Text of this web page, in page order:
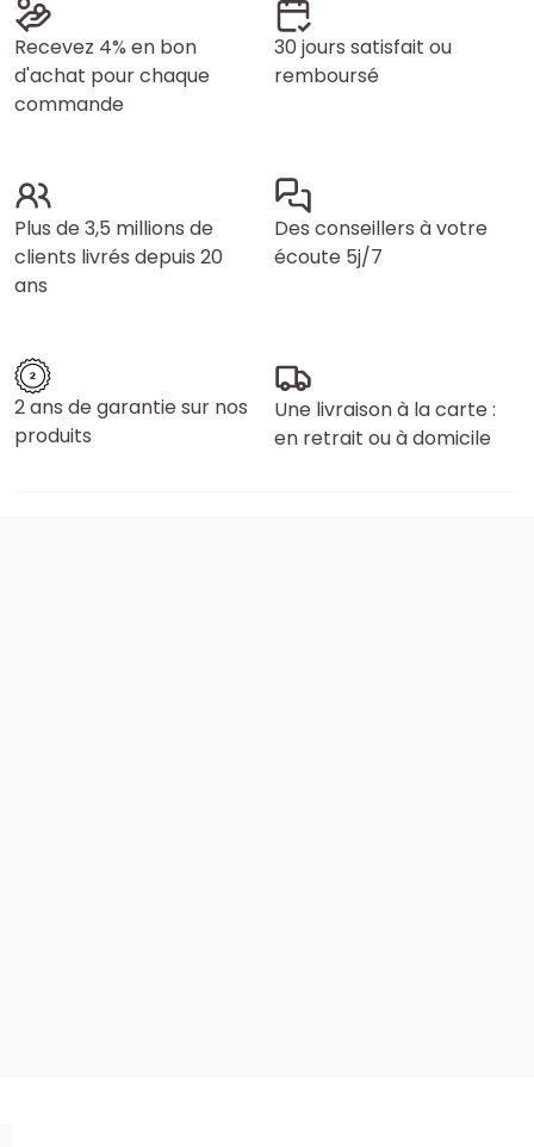
Recevez 4% en bon
d'achat pour chaque
commande
30 jours satisfait ou
remboursé
Plus de 3,5 millions de
clients livrés depuis 20
ans
Des conseillers à votre
écoute 5j/7
2 ans de garantie sur nos
produits
Une livraison à la carte :
en retrait ou à domicile